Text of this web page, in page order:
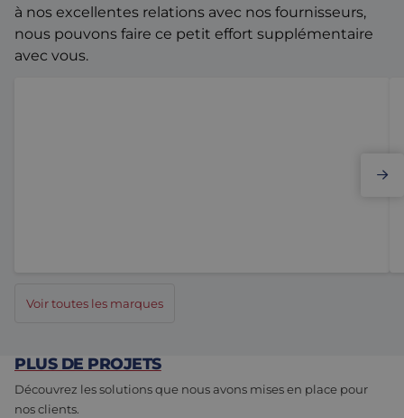
à nos excellentes relations avec nos fournisseurs,
nous pouvons faire ce petit effort supplémentaire
avec vous.
Voir toutes les marques
PLUS DE PROJETS
Découvrez les solutions que nous avons mises en place pour
nos clients.